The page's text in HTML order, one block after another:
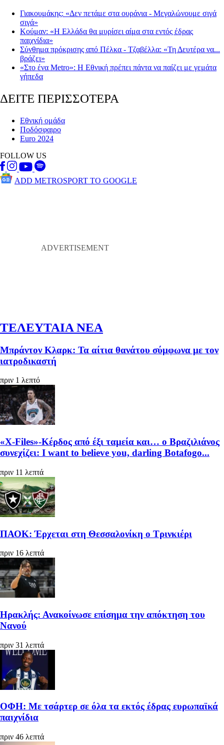
Γιακουμάκης: «Δεν πετάμε στα ουράνια - Μεγαλώνουμε σιγά
σιγά»
Κούμαν: «Η Ελλάδα θα μυρίσει αίμα στα εντός έδρας
παιχνίδια»
Σύνθημα πρόκρισης από Πέλκα - Τζαβέλλα: «Τη Δευτέρα να...
βράζει»
«Στο ένα Metro»: Η Εθνική πρέπει πάντα να παίζει με γεμάτα
γήπεδα
ΔΕΙΤΕ ΠΕΡΙΣΣΟΤΕΡΑ
Εθνική ομάδα
Ποδόσφαιρο
Euro 2024
FOLLOW US
ADD METROSPORT TO GOOGLE
ΤΕΛΕΥΤΑΙΑ ΝΕΑ
Μπράντον Κλαρκ: Τα αίτια θανάτου σύμφωνα με τον
ιατροδικαστή
πριν 1 λεπτό
«X-Files»-Κέρδος από έξι ταμεία και… ο Βραζιλιάνος
συνεχίζει: I want to believe you, darling Botafogo...
πριν 11 λεπτά
ΠΑΟΚ: Έρχεται στη Θεσσαλονίκη ο Τρινκιέρι
πριν 16 λεπτά
Ηρακλής: Ανακοίνωσε επίσημα την απόκτηση του
Νανού
πριν 31 λεπτά
ΟΦΗ: Με τσάρτερ σε όλα τα εκτός έδρας ευρωπαϊκά
παιχνίδια
πριν 46 λεπτά